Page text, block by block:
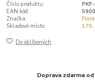
Číslo produktu:
EAN kód:
Značka:
Fiore
Skladové místo:
170,
Do oblíbených
Doprava zdarma od